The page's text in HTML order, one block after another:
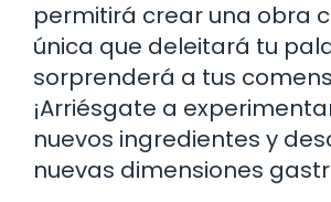
permitirá crear una obra
única que deleitará tu
sorprenderá a tus
¡Arriésgate a
nuevos ingredientes y
nuevas dimensiones